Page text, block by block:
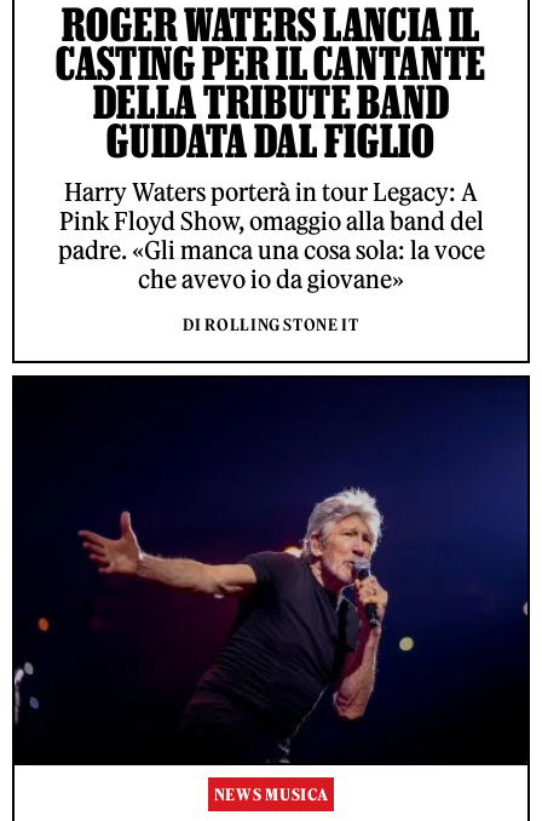
ROGER WATERS LANCIA IL
CASTING PER IL CANTANTE
DELLA TRIBUTE BAND
GUIDATA DAL FIGLIO
Harry Waters porterà in tour Legacy: A
Pink Floyd Show, omaggio alla band del
padre. «Gli manca una cosa sola: la voce
che avevo io da giovane»
DI ROLLING STONE IT
NEWS MUSICA